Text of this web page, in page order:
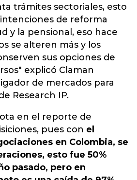
trámites sectoriales, esto
de reforma
y la pensional, eso hace
se alteren más y los
sus opciones de
explicó Claman
de mercados para
Research IP.
en el reporte de
pues con el
en Colombia, se
esto fue 50%
pasado, pero en